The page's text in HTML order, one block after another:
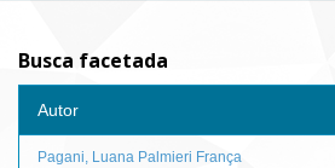
Busca facetada
Autor
Pagani, Luana Palmieri França